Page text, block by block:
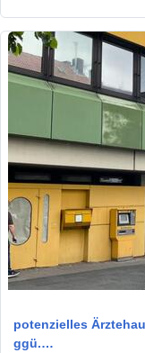
potenzielles
ggü.…